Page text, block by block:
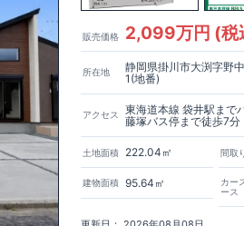
アした認定住宅！
などの、金銭的メリットが大きいのも魅力
備◆
のを軽減
地震に対して、倒壊、崩壊しない」
います。
販売価格 2,099万円 (税
所在地
静岡県掛川市大渕字野
1(地番)
アクセス
東海道本線 袋井駅ま
藤塚バス停まで徒歩7分
土地面積 222.04㎡
建物面積 95.64㎡
間取
カー
ース